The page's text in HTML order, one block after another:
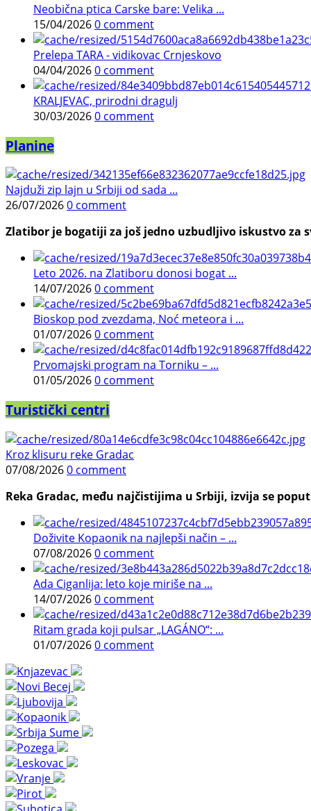
Neobična ptica Carske bare: Velika ...
15/04/20260 comment
Prelepa TARA - vidikovac Crnjeskovo
04/04/20260 comment
KRALJEVAC, prirodni dragulj
30/03/20260 comment
Planine
Najduži zip lajn u Srbiji od sada ...
26/07/20260 comment
Zlatibor je bogatiji za još jedno uzbudljivo iskustvo
Leto 2026. na Zlatiboru donosi bogat ...
14/07/20260 comment
Bioskop pod zvezdama, Noć meteora i ...
01/07/20260 comment
Prvomajski program na Torniku – ...
01/05/20260 comment
Turistički centri
Kroz klisuru reke Gradac
07/08/20260 comment
Reka Gradac, među najčistijima u Srbiji, izvija se
Doživite Kopaonik na najlepši način – ...
07/08/20260 comment
Ada Ciganlija: leto koje miriše na ...
14/07/20260 comment
Ritam grada koji pulsar „LAGÁNO“: ...
01/07/20260 comment